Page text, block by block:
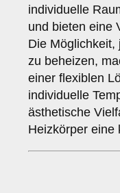
individuelle
und bieten eine
Die Möglichkeit,
zu beheizen,
einer flexiblen
individuelle
ästhetische
Heizkörper eine